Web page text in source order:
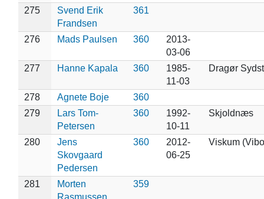
275
Svend Erik
Frandsen
361
276 Mads Paulsen 360
2013-
03-06
277
Hanne Kapala 360
1985-
11-03
Dragør
278 Agnete Boje
360
279
Lars Tom-
Petersen
360
1992-
10-11
Skjoldnæs
280
Jens
Skovgaard
Pedersen
360
2012-
06-25
Viskum
281
Morten
Rasmussen
359